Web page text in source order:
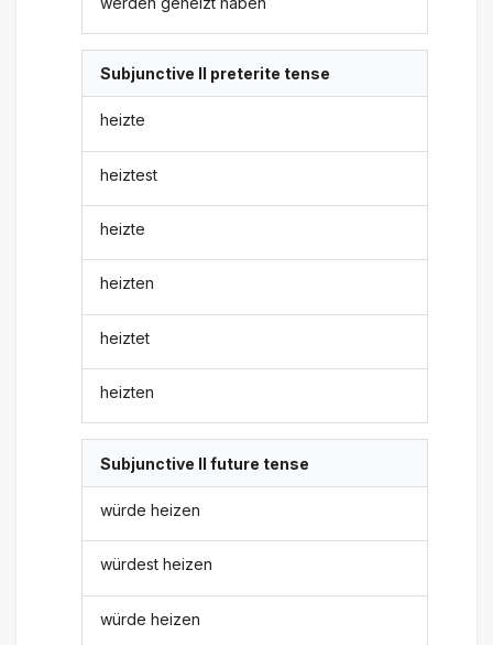
Subjunctive II preterite tense
heizte
heiztest
heizte
heizten
heiztet
heizten
Subjunctive II future tense
würde heizen
würdest heizen
würde heizen